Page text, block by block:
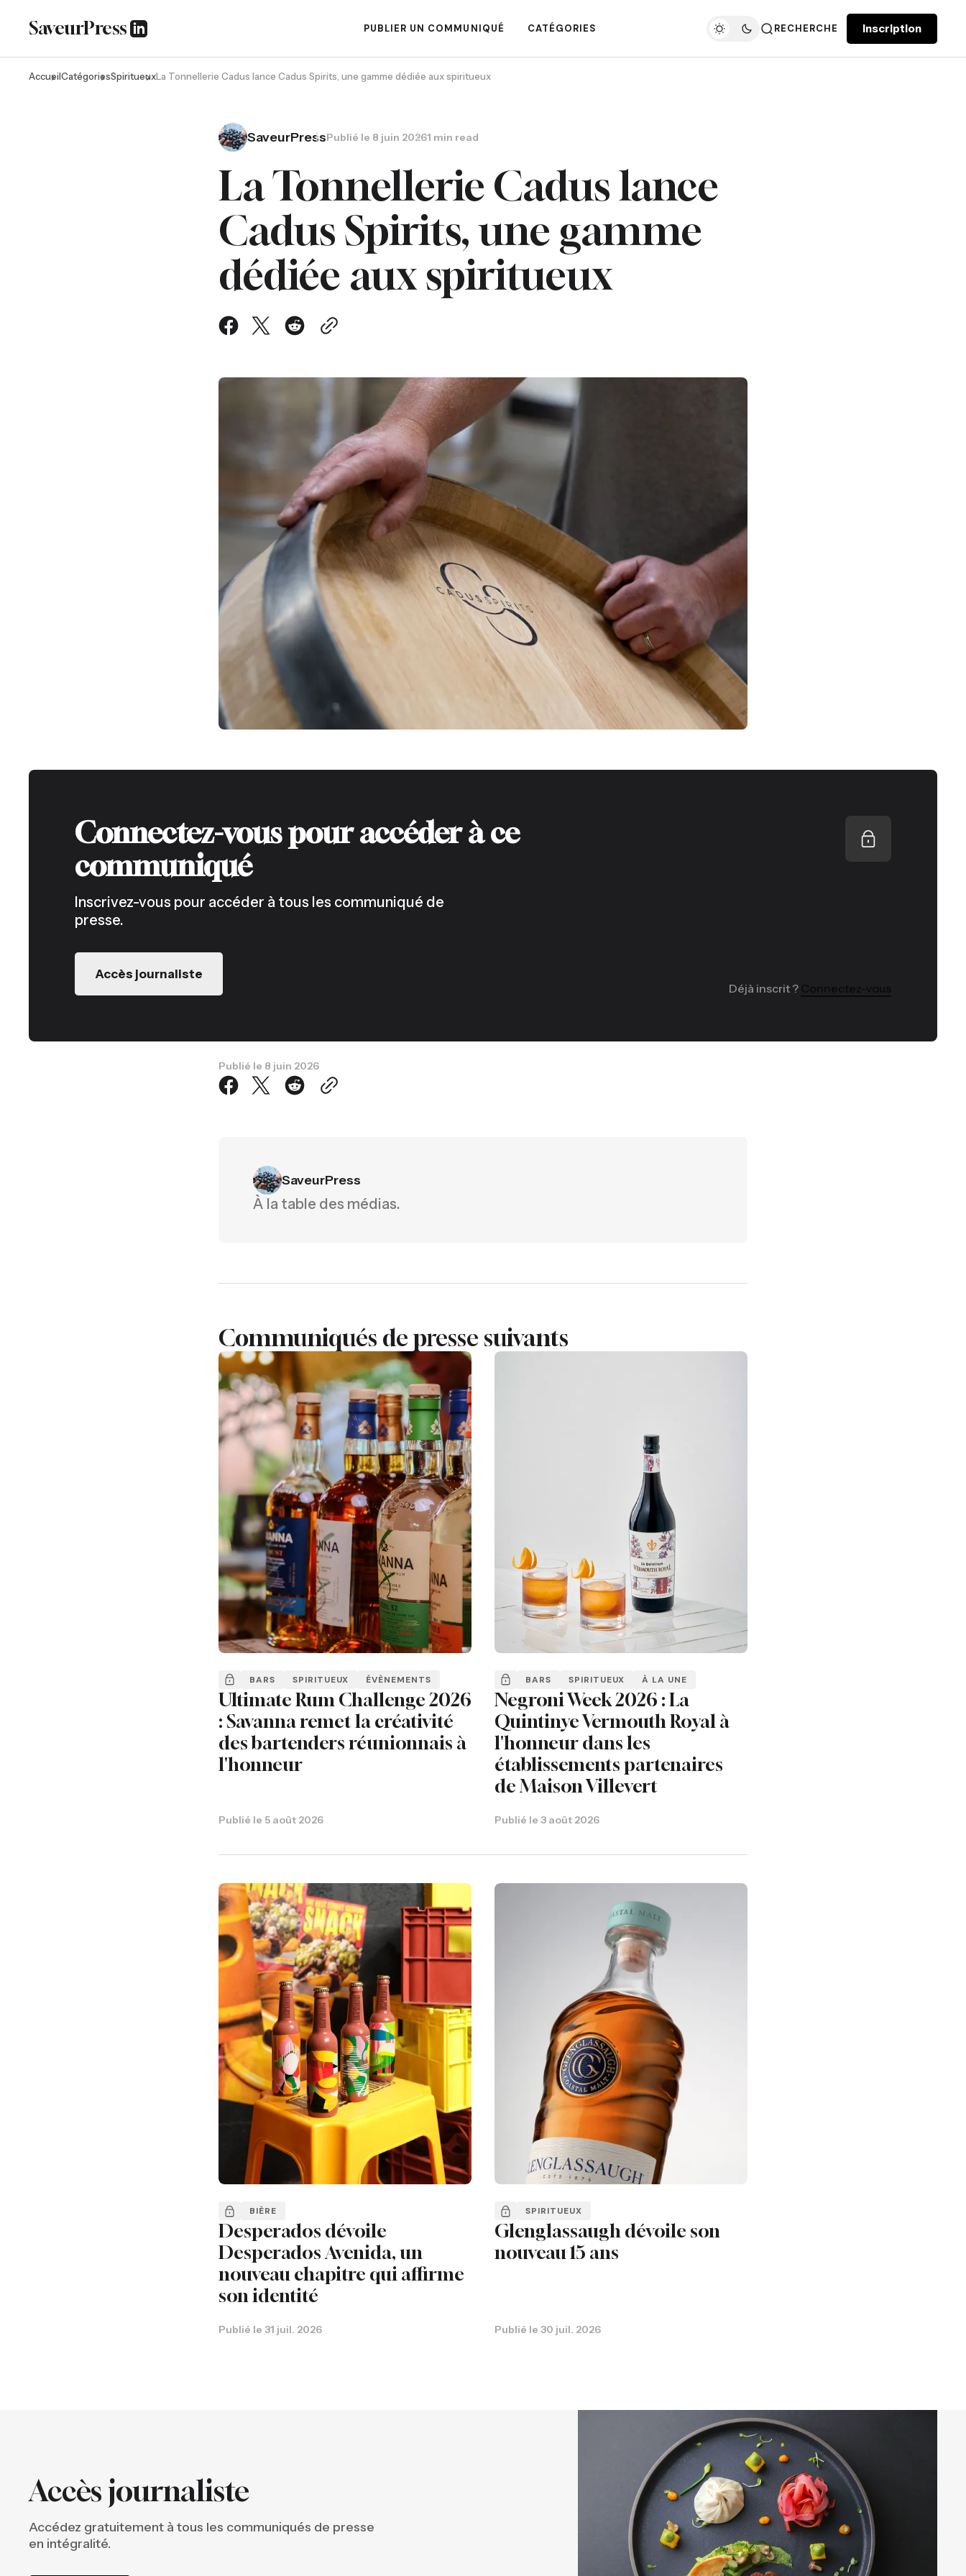
SaveurPress PUBLIER UN COMMUNIQUÉ CATÉGORIES RECHERCHE Inscription
AccueilCatégoriesSpiritueuxLa Tonnellerie Cadus lance Cadus Spirits, une gamme dédiée aux spiritueux
SaveurPressPublié le 8 juin 20261 min read
La Tonnellerie Cadus lance
Cadus Spirits, une gamme
dédiée aux spiritueux
Connectez-vous pour accéder à ce
communiqué
Inscrivez-vous pour accéder à tous les communiqué de
presse.
Accès journaliste
Déjà inscrit ?
Publié le 8 juin 2026
SaveurPress
À la table des médias.
Communiqués de presse suivants
BARS SPIRITUEUX ÉVÈNEMENTS
Ultimate Rum Challenge 2026
: Savanna remet la créativité
des bartenders réunionnais à
l'honneur
Publié le 5 août 2026
BARS SPIRITUEUX À LA UNE
Negroni Week 2026 : La
Quintinye Vermouth Royal à
l'honneur dans les
établissements partenaires
de Maison Villevert
Publié le 3 août 2026
BIÈRE
Desperados dévoile
Desperados Avenida, un
nouveau chapitre qui affirme
son identité
Publié le 31 juil. 2026
SPIRITUEUX
Glenglassaugh dévoile son
nouveau 15 ans
Publié le 30 juil. 2026
Accès journaliste
Accédez gratuitement à tous les communiqués de presse
en intégralité.